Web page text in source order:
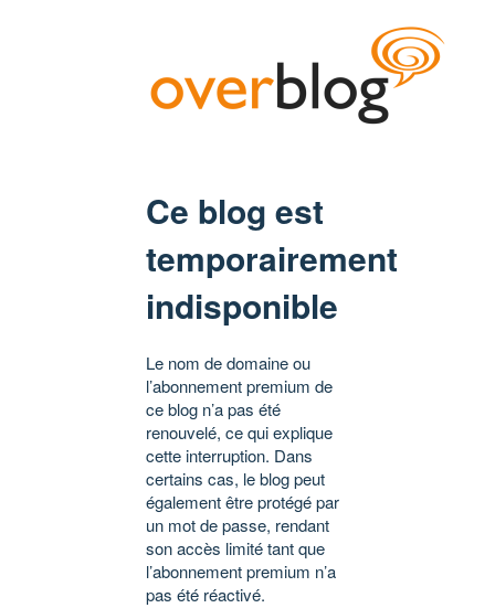
Ce blog est
temporairement
indisponible
Le nom de domaine ou
l’abonnement premium de
ce blog n’a pas été
renouvelé, ce qui explique
cette interruption. Dans
certains cas, le blog peut
également être protégé par
un mot de passe, rendant
son accès limité tant que
l’abonnement premium n’a
pas été réactivé.